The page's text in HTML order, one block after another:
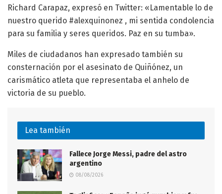
Richard Carapaz, expresó en Twitter: «Lamentable lo de
nuestro querido #alexquinonez , mi sentida condolencia
para su familia y seres queridos. Paz en su tumba».
Miles de ciudadanos han expresado también su
consternación por el asesinato de Quiñónez, un
carismático atleta que representaba el anhelo de
victoria de su pueblo.
Lea también
Fallece Jorge Messi, padre del astro
argentino
08/08/2026